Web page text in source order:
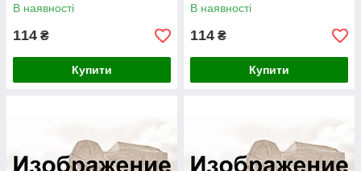
В наявності
114 ₴
Купити
В наявності
114 ₴
Купити